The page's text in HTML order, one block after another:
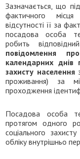
Зазначається, що
фактичного
відсутності її за
посадова особа
робить
повідомлення
календарних днів
захисту населення
проживання) за
проходження
Посадова особа
протягом одного
соціального
обліку внутрішньо